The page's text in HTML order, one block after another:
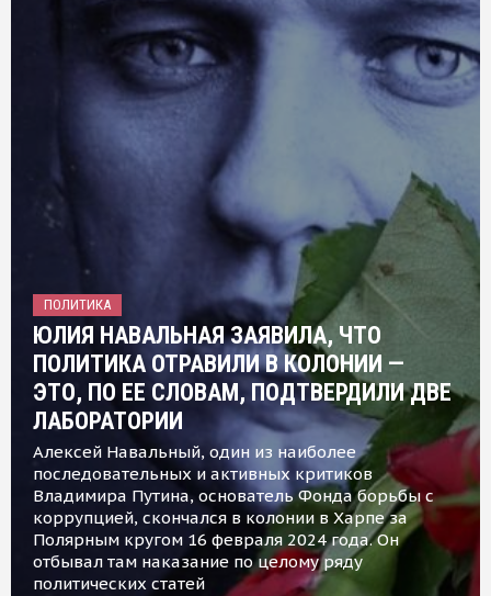
ПОЛИТИКА
ЮЛИЯ НАВАЛЬНАЯ ЗАЯВИЛА, ЧТО
ПОЛИТИКА ОТРАВИЛИ В КОЛОНИИ —
ЭТО, ПО ЕЕ СЛОВАМ, ПОДТВЕРДИЛИ ДВЕ
ЛАБОРАТОРИИ
Алексей Навальный, один из наиболее
последовательных и активных критиков
Владимира Путина, основатель Фонда борьбы с
коррупцией, скончался в колонии в Харпе за
Полярным кругом 16 февраля 2024 года. Он
отбывал там наказание по целому ряду
политических статей